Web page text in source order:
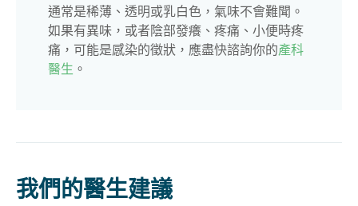
通常是稀薄、透明或乳白色，氣味不會難聞。
如果有異味，或者陰部發癢、疼痛、小便時疼
痛，可能是感染的徵狀，應盡快諮詢你的產科
醫生 。
我們的醫生建議